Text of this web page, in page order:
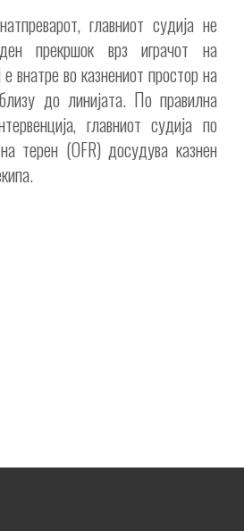
главниот судија не
прекршок врз играчот на
внатре во казнениот простор на
до линијата. По правилна
главниот судија по
терен (OFR) досудува казнен